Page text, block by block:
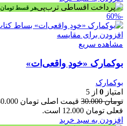
هر قسطتومان
-60%
افزودن برای مقایسه
مشاهده سریع
بوکمارک «خودِ واقعی‌ات»
بوکمارک
امتیاز 0 از 5
تومان30.000 قیمت اصلی تومان 30.000 بود.
فعلی تومان 12.000 است.
افزودن به سبد خرید